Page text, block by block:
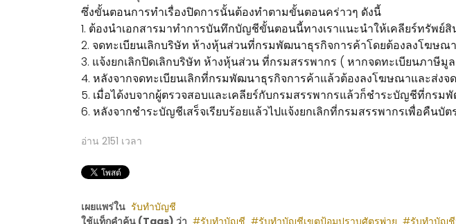
ซึ่งขั้นตอนการทำเรื่องปิดการนั้นต้องทำตามขั้นตอนคร่าวๆ ดังนี้
1. ต้องนำเอกสารมาทำการบันทึกบัญชีขั้นตอนนี้ทางเราแนะนำให้เคลียร์ทรัพย์
2. จดทะเบียนเลิกบริษัท ห้างหุ้นส่วนที่กรมพัฒนาธุรกิจการค้าโดยต้องลงโฆษ
3. แจ้งยกเลิกปิดเลิกบริษัท ห้างหุ้นส่วน ที่กรมสรรพากร ( หากจดทะเบียนภาษีมู
4. หลังจากจดทะเบียนเลิกที่กรมพัฒนาธุรกิจการค้าแล้วต้องลงโฆษณาและส่งจ
5. เมื่อได้งบจากผู้ตรวจสอบและเคลียร์กับกรมสรรพากรแล้วก็ชำระบัญชีที่กรม
6. หลังจากชำระบัญชีเสร็จเรียบร้อยแล้วไปแจ้งยกเลิกที่กรมสรรพากรเพื่อคืนบัต
อ่าน 2151 เวลา
เผยแพร่ใน รับทำบัญชี
ใช้แท็กคำค้น (Tags) ว่า
รับทำบัญชี รับทำบัญชีเขตป้อมปราบศัตรูพ่าย รับทำบัญ